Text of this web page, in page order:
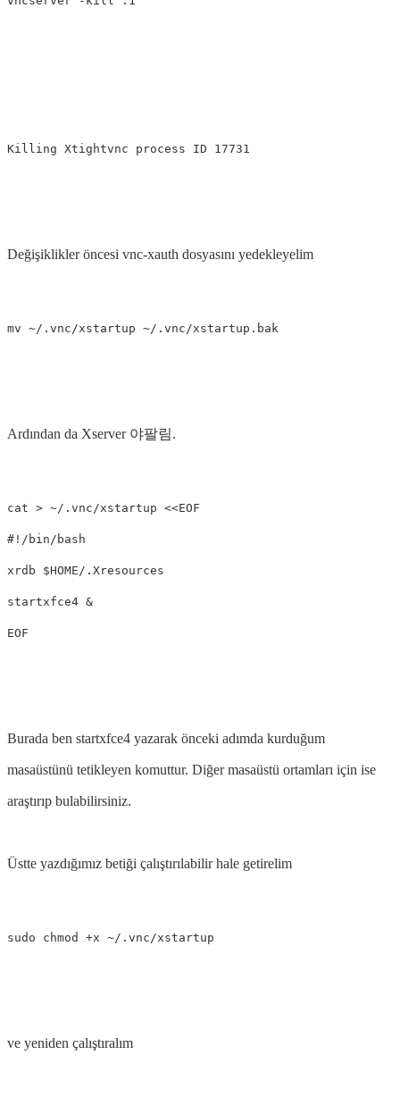
Değişiklikler öncesi vnc-xauth dosyasını yedekleyelim
Ardından da Xserver 야팔림.
cat > ~/.vnc/xstartup <<EOF
#!/bin/bash
xrdb $HOME/.Xresources
startxfce4 &
Burada ben startxfce4 yazarak önceki adımda kurduğum
masaüstünü tetikleyen komuttur. Diğer masaüstü ortamları için ise
araştırıp bulabilirsiniz.
Üstte yazdığımız betiği çalıştırılabilir hale getirelim
ve yeniden çalıştıralım